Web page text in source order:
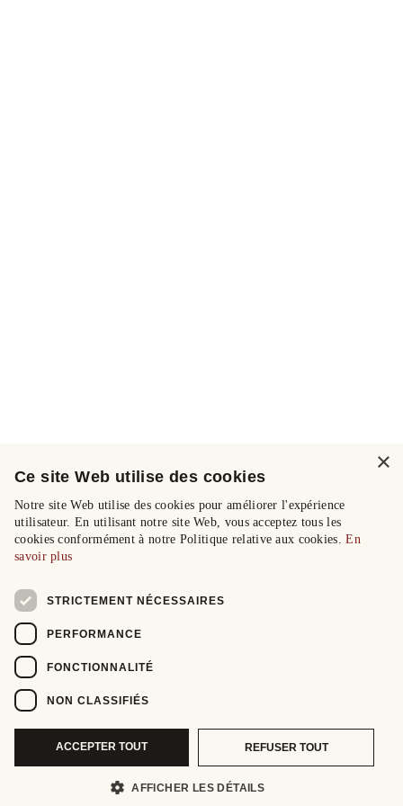
×
Ce site Web utilise des cookies
Notre site Web utilise des cookies pour améliorer l'expérience
utilisateur. En utilisant notre site Web, vous acceptez tous les
cookies conformément à notre Politique relative aux cookies.En
savoir plus
STRICTEMENT NÉCESSAIRES
PERFORMANCE
FONCTIONNALITÉ
NON CLASSIFIÉS
ACCEPTER TOUT REFUSER TOUT
AFFICHER LES DÉTAILS